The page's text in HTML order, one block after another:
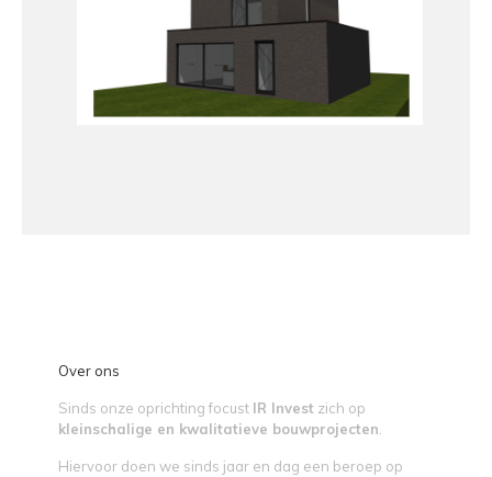
Over ons
Sinds onze oprichting focust IR Invest zich op
kleinschalige en kwalitatieve bouwprojecten
Hiervoor doen we sinds jaar en dag een beroep op